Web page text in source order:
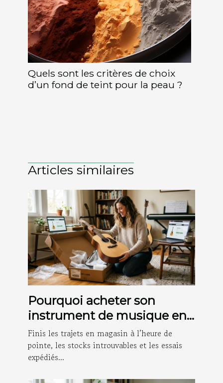
Quels sont les critères de choix
d’un fond de teint pour la peau ?
Articles similaires
Pourquoi acheter son
instrument de musique en
ligne change vraiment la
donne
Finis les trajets en magasin à l’heure de
pointe, les stocks introuvables et les essais
expédiés...